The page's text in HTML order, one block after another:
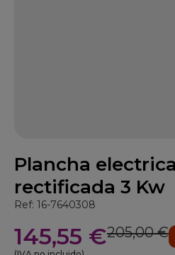
Plancha
rectificada 3 Kw
Ref: 16-7640308
145,55 €205,00 €